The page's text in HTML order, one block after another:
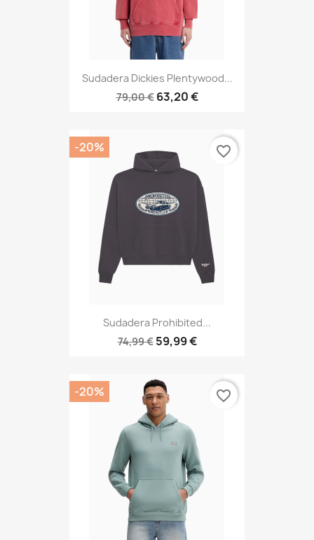
Sudadera Dickies Plentywood...
79,00 € 63,20 €
Sudadera Prohibited...
74,99 € 59,99 €
-20% favorite_border
-20% favorite_border